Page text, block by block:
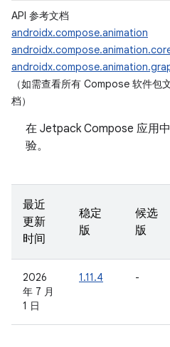
API 参考文档
androidx.compose.animation
（如需查看所有 Compose 软件包
档）
在 Jetpack Compose 应用
验。
最近
更新
时间
稳定
版
候选
版
2026
年 7 月
1 日
1.11.4 -